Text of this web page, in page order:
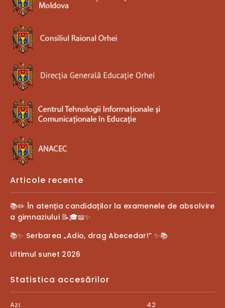
Articole recente
📚✏️ În atenția candidaților la examenele de absolvire
a gimnaziului 📝🎓📖✨
📚✨ Serbarea „Adio, drag Abecedar!” ✨📚
Ultimul sunet 2026
Statistica accesărilor
Azi: 42